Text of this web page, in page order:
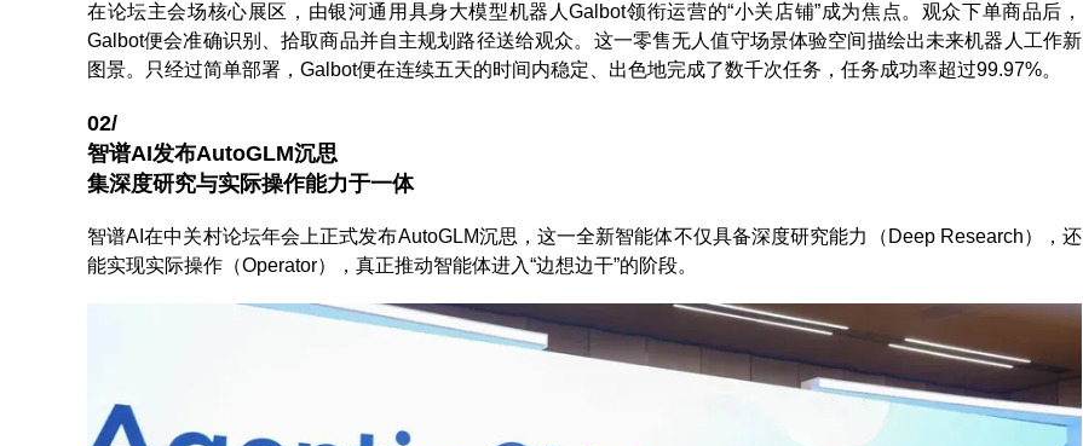
在论坛主会场核心展区，由银河通用具身大模型机器人Galbot领衔运营的“小关店铺”成为焦点。观众下单商品后，
Galbot便会准确识别、拾取商品并自主规划路径送给观众。这一零售无人值守场景体验空间描绘出未来机器人工作新
图景。只经过简单部署，Galbot便在连续五天的时间内稳定、出色地完成了数千次任务，任务成功率超过99.97%。
02/
智谱AI发布AutoGLM沉思
集深度研究与实际操作能力于一体
智谱AI在中关村论坛年会上正式发布AutoGLM沉思，这一全新智能体不仅具备深度研究能力（Deep Research），还
能实现实际操作（Operator），真正推动智能体进入“边想边干”的阶段。